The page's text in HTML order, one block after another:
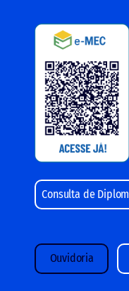
Consulta de
Ouvidoria